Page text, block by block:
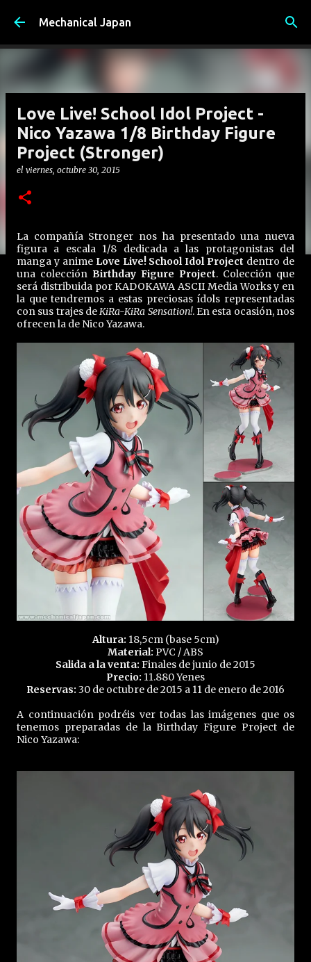
Ir al contenido principal
Mechanical Japan
Love Live! School Idol Project -
Nico Yazawa 1/8 Birthday Figure
Project (Stronger)
el viernes, octubre 30, 2015
La compañía Stronger nos ha presentado una nueva
figura a escala 1/8 dedicada a las protagonistas del
manga y anime Love Live! School Idol Project dentro de
una colección Birthday Figure Project. Colección que
será distribuida por KADOKAWA ASCII Media Works y en
la que tendremos a estas preciosas ídols representadas
con sus trajes deKiRa-KiRa Sensation!. En esta ocasión, nos
ofrecen la de Nico Yazawa.
Altura: 18,5cm (base 5cm)
Material: PVC / ABS
Salida a la venta: Finales de junio de 2015
Precio: 11.880 Yenes
Reservas: 30 de octubre de 2015 a 11 de enero de 2016
A continuación podréis ver todas las imágenes que os
tenemos preparadas de la Birthday Figure Project de
Nico Yazawa: